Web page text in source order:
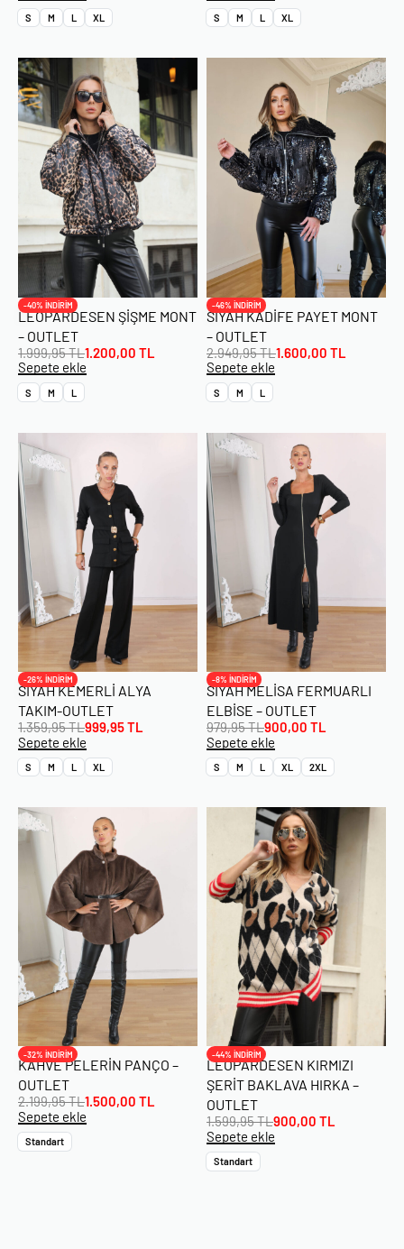
S M L XL S M L XL
-40% İNDİRİM
LEOPARDESEN ŞIŞME MONT
– OUTLET
1.999,95TL1.200,00 TL
Sepete ekle
S M L
-46% İNDİRİM
SIYAH KADIFE PAYET MONT
– OUTLET
2.949,95TL1.600,00 TL
Sepete ekle
S M L
-26% İNDİRİM
SIYAH KEMERLI ALYA
TAKIM-OUTLET
1.359,95TL999,95TL
Sepete ekle
S M L XL
-8% İNDİRİM
SIYAH MELISA FERMUARLI
ELBISE – OUTLET
979,95TL900,00 TL
Sepete ekle
S M L XL 2XL
-32% İNDİRİM
KAHVE PELERIN PANÇO –
OUTLET
2.199,95TL1.500,00 TL
Sepete ekle
Standart
-44% İNDİRİM
LEOPARDESEN KIRMIZI
ŞERIT BAKLAVA HIRKA –
OUTLET
1.599,95TL900,00 TL
Sepete ekle
Standart